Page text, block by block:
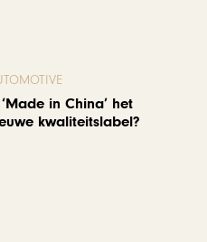
in China’ het
kwaliteitslabel?